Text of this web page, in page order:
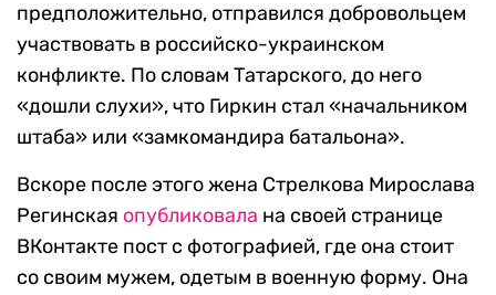
предположительно, отправился добровольцем
участвовать в российско-украинском
конфликте. По словам Татарского, до него
«дошли слухи», что Гиркин стал «начальником
штаба» или «замкомандира батальона».
Вскоре после этого жена Стрелкова Мирослава
Регинская опубликовала на своей странице
ВКонтакте пост с фотографией, где она стоит
со своим мужем, одетым в военную форму. Она